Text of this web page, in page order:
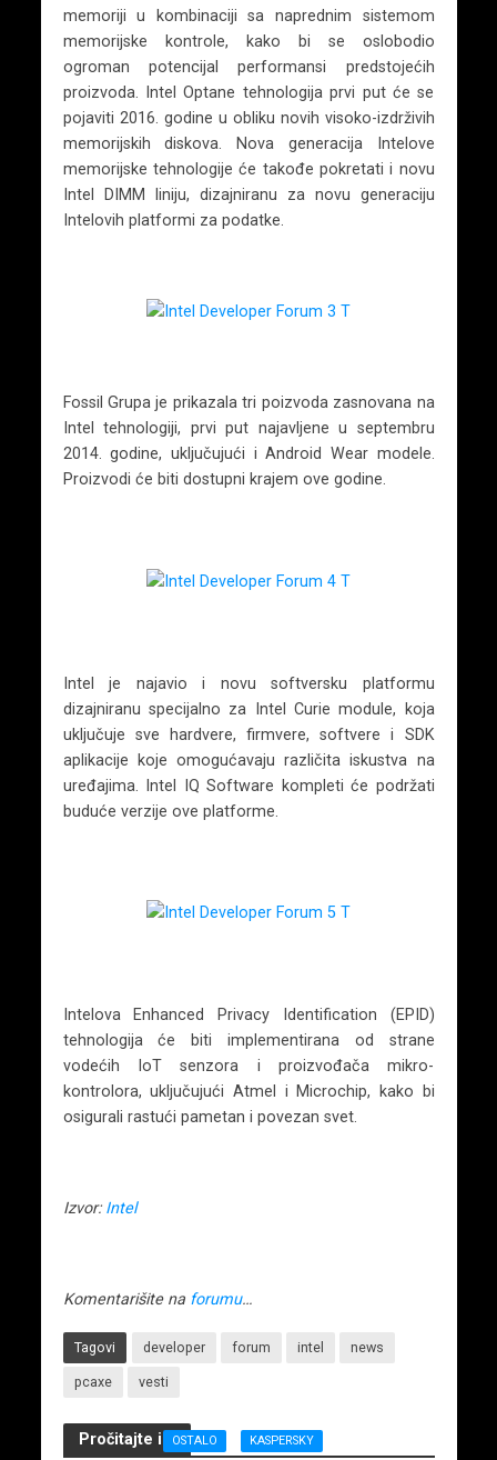
memoriji u kombinaciji sa naprednim sistemom
memorijske kontrole, kako bi se oslobodio
ogroman potencijal performansi predstojećih
proizvoda. Intel Optane tehnologija prvi put će se
pojaviti 2016. godine u obliku novih visoko-izdrživih
memorijskih diskova. Nova generacija Intelove
memorijske tehnologije će takođe pokretati i novu
Intel DIMM liniju, dizajniranu za novu generaciju
Intelovih platformi za podatke.
Fossil Grupa je prikazala tri poizvoda zasnovana na
Intel tehnologiji, prvi put najavljene u septembru
2014. godine, uključujući i Android Wear modele.
Proizvodi će biti dostupni krajem ove godine.
Intel je najavio i novu softversku platformu
dizajniranu specijalno za Intel Curie module, koja
uključuje sve hardvere, firmvere, softvere i SDK
aplikacije koje omogućavaju različita iskustva na
uređajima. Intel IQ Software kompleti će podržati
buduće verzije ove platforme.
Intelova Enhanced Privacy Identification (EPID)
tehnologija će biti implementirana od strane
vodećih IoT senzora i proizvođača mikro-
kontrolora, uključujući Atmel i Microchip, kako bi
osigurali rastući pametan i povezan svet.
Izvor: Intel
Komentarišite na forumu…
Tagovi developer forum intel news
pcaxe vesti
Pročitajte i...OSTALO KASPERSKY